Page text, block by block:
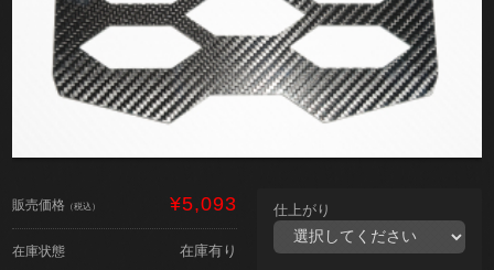
販売価格 （税込） ¥5,093
在庫状態 在庫有り
仕上がり